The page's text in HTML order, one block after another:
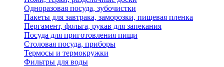
Одноразовая посуда, зубочистки
Пакеты для завтрака, заморозки, пищевая пленка
Пергамент, фольга, рукав для запекания
Посуда для приготовления пищи
Столовая посуда, приборы
Термосы и термокружки
Фильтры для воды